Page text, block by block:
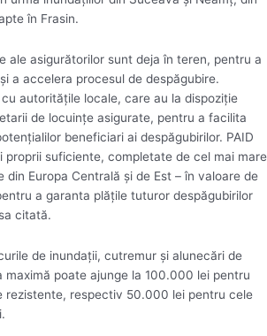
în Frasin.
ale asigurătorilor sunt deja în teren, pentru a
a accelera procesul de despăgubire.
autorităţile locale, care au la dispoziţie
de locuinţe asigurate, pentru a facilita
beneficiari ai despăgubirilor. PAID
proprii suficiente, completate de cel mai mare
din Europa Centrală şi de Est – în valoare de
a garanta plăţile tuturor despăgubirilor
citată.
de inundaţii, cutremur şi alunecări de
maximă poate ajunge la 100.000 lei pentru
rezistente, respectiv 50.000 lei pentru cele